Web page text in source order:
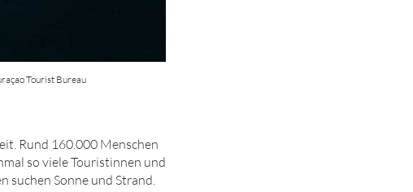
Tourist Bureau
Rund 160.000 Menschen
so viele Touristinnen und
suchen Sonne und Strand.